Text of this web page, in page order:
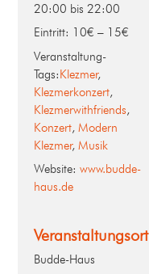
20:00 bis 22:00
Eintritt: 10€ – 15€
Veranstaltung-
Tags:Klezmer,
Klezmerkonzert,
Klezmerwithfriends,
Konzert, Modern
Klezmer, Musik
Website: www.budde-
haus.de
Veranstaltungsort
Budde-Haus